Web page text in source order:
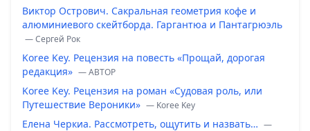
Виктор Острович. Сакральная геометрия кофе и
алюминиевого скейтборда. Гаргантюа и Пантагрюэль
— Сергей Рок
Koree Key. Рецензия на повесть «Прощай, дорогая
редакция» — ABTOP
Koree Key. Рецензия на роман «Судовая роль, или
Путешествие Вероники» — Koree Key
Елена Черкиа. Рассмотреть, ощутить и назвать… —